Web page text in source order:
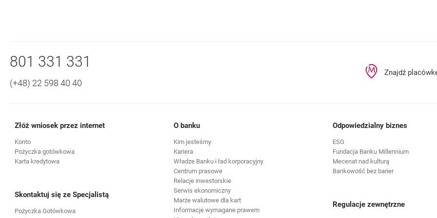
Nawigacja dolna
Zadzwoń do nas
801 331 331
(+48) 22 598 40 40
Znajdź
Złóż wniosek przez internet
Konto
Pożyczka gotówkowa
Karta kredytowa
Skontaktuj się ze Specjalistą
Pożyczka Gotówkowa
O banku
Kim jesteśmy
Kariera
Władze Banku i ład korporacyjny
Centrum prasowe
Relacje inwestorskie
Serwis ekonomiczny
Marże walutowe dla kart
Informacje wymagane prawem
Odpowiedzialny biznes
ESG
Fundacja Banku Millennium
Mecenat nad kulturą
Bankowość bez barier
Regulacje zewnętrzne